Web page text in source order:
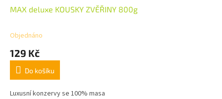
MAX deluxe KOUSKY ZVĚŘINY 800g
Objednáno
129 Kč
Do košíku
Luxusní konzervy se 100% masa